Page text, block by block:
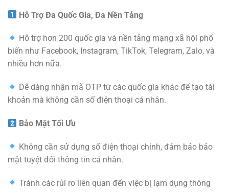
Hỗ Trợ Đa Quốc Gia, Đa Nền Tảng
Hỗ trợ hơn 200 quốc gia và nền tảng mạng xã hội phổ
biến như Facebook, Instagram, TikTok, Telegram, Zalo, và
nhiều hơn nữa.
Dễ dàng nhận mã OTP từ các quốc gia khác để tạo tài
khoản mà không cần số điện thoại cá nhân.
Bảo Mật Tối Ưu
Không cần sử dụng số điện thoại chính, đảm bảo bảo
mật tuyệt đối thông tin cá nhân.
Tránh các rủi ro liên quan đến việc bị lạm dụng thông